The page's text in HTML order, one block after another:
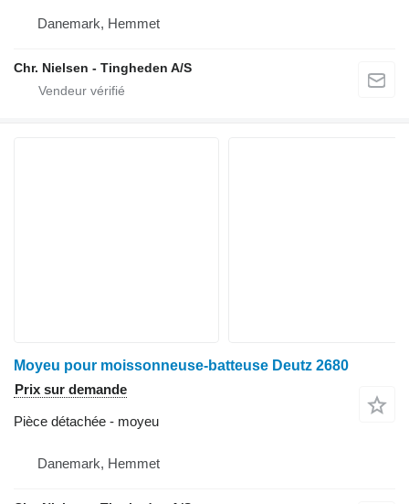
Danemark, Hemmet
Chr. Nielsen - Tingheden A/S
Moyeu pour moissonneuse-batteuse Deutz 2680
Prix sur demande
Pièce détachée - moyeu
Danemark, Hemmet